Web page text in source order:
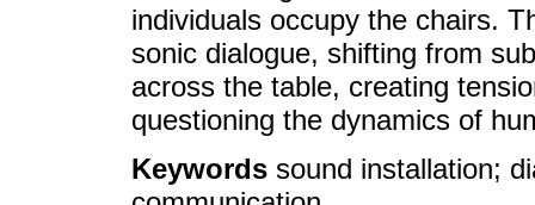
individuals occupy the chairs.
sonic dialogue, shifting from
across the table, creating
questioning the dynamics of
Keywords sound installation;